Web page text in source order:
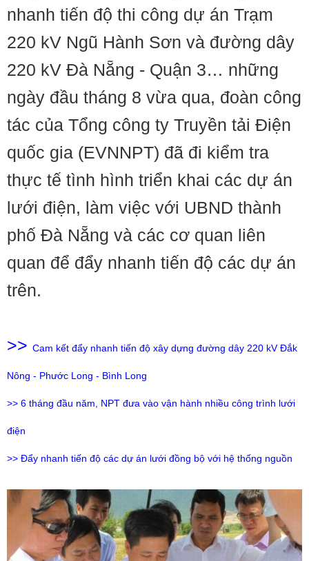
nhanh tiến độ thi công dự án Trạm
220 kV Ngũ Hành Sơn và đường dây
220 kV Đà Nẵng - Quận 3… những
ngày đầu tháng 8 vừa qua, đoàn công
tác của Tổng công ty Truyền tải Điện
quốc gia (EVNNPT) đã đi kiểm tra
thực tế tình hình triển khai các dự án
lưới điện, làm việc với UBND thành
phố Đà Nẵng và các cơ quan liên
quan để đẩy nhanh tiến độ các dự án
trên.
>> Cam kết đẩy nhanh tiến độ xây dựng đường dây 220 kV Đắk
Nông - Phước Long - Bình Long
>> 6 tháng đầu năm, NPT đưa vào vận hành nhiều công trình lưới
điện
>> Đẩy nhanh tiến độ các dự án lưới đồng bộ với hệ thống nguồn